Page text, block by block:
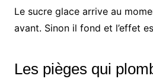
Le sucre glace arrive au
avant. Sinon il fond et l’effet
Les pièges qui